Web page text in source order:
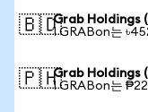
🇧🇩Grab Holdings
1 GRABon는
🇵🇭Grab Holdings
1 GRABon는